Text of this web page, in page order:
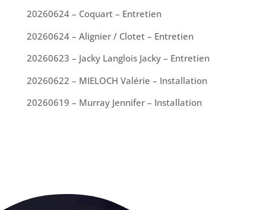
20260624 – Coquart – Entretien
20260624 – Alignier / Clotet – Entretien
20260623 – Jacky Langlois Jacky – Entretien
20260622 – MIELOCH Valérie – Installation
20260619 – Murray Jennifer – Installation